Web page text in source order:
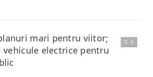
0
Citește articolul complet